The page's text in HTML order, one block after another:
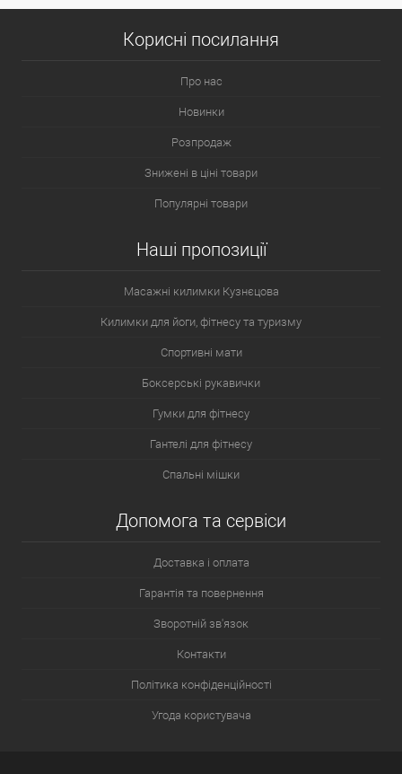
Корисні посилання
Про нас
Новинки
Розпродаж
Знижені в ціні товари
Популярні товари
Наші пропозиції
Масажні килимки Кузнєцова
Килимки для йоги, фітнесу та туризму
Спортивні мати
Боксерські рукавички
Гумки для фітнесу
Гантелі для фітнесу
Спальні мішки
Допомога та сервіси
Доставка і оплата
Гарантія та повернення
Зворотній зв'язок
Контакти
Політика конфіденційності
Угода користувача